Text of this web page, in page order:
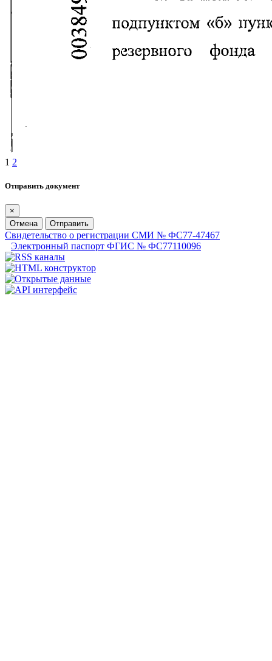
1 2
Отправить документ
×
Отмена
Отправить
Свидетельство о регистрации СМИ № ФС77-47467
Электронный паспорт ФГИС № ФС77110096